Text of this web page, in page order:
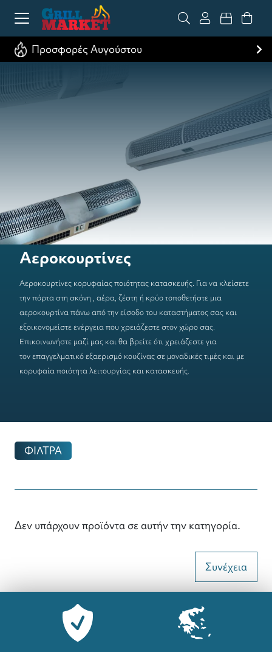
Προσφορές Αυγούστου
Αεροκουρτίνες
Αεροκουρτίνες κορυφαίας ποιότητας κατασκευής. Για να κλείσετε
την πόρτα στη σκόνη , αέρα, ζέστη ή κρύο τοποθετήστε μια
αεροκουρτίνα πάνω από την είσοδο του καταστήματος σας και
εξοικονομείστε ενέργεια που χρειάζεστε στον χώρο σας.
Επικοινωνήστε μαζί μας και θα βρείτε ότι χρειάζεστε για
τονεπαγγελματικό εξαερισμό κουζίναςσε μοναδικές τιμές και με
κορυφαία ποιότητα λειτουργίας και κατασκευής.
ΦΙΛΤΡΑ
Δεν υπάρχουν προϊόντα σε αυτήν την κατηγορία.
Συνέχεια